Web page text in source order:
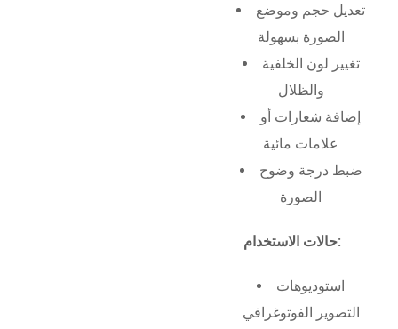
تعديل حجم وموضع
الصورة بسهولة
تغيير لون الخلفية
والظلال
إضافة شعارات أو
علامات مائية
ضبط درجة وضوح
الصورة
حالات الاستخدام:
استوديوهات
التصوير الفوتوغرافي